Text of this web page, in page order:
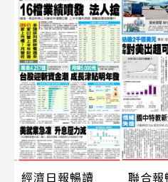
經濟日報暢讀 聯合報